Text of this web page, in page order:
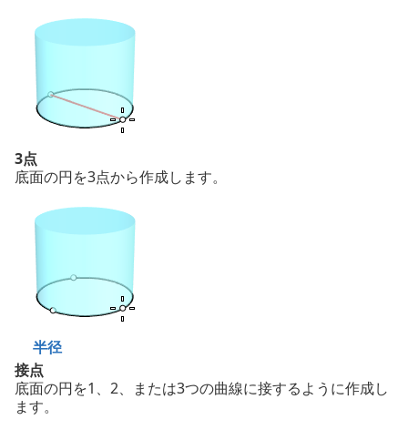
3点
底面の円を3点から作成します。
半径
接点
底面の円を1、2、または3つの曲線に接するように作成し
ます。